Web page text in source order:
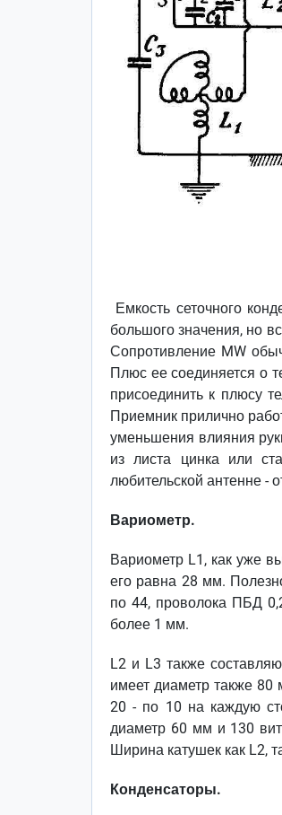
Емкость сеточного
большого значения, но
Сопротивление MW
Плюс ее соединяется о
присоединить к плюсу
Приемник прилично
уменьшения влияния
из листа цинка или
любительской антенне -
Вариометр.
Вариометр L1, как уже
его равна 28 мм.
по 44, проволока ПБД
более 1 мм.
L2 и L3 также
имеет диаметр также 80
20 - по 10 на каждую
диаметр 60 мм и 130
Ширина катушек как L2,
Конденсаторы.